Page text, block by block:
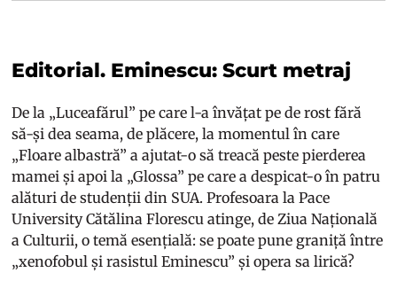
Editorial. Eminescu: Scurt metraj
De la „Luceafărul” pe care l-a învățat pe de rost fără
să-și dea seama, de plăcere, la momentul în care
„Floare albastră” a ajutat-o să treacă peste pierderea
mamei și apoi la „Glossa” pe care a despicat-o în patru
alături de studenții din SUA. Profesoara la Pace
University Cătălina Florescu atinge, de Ziua Națională
a Culturii, o temă esențială: se poate pune graniță între
„xenofobul și rasistul Eminescu” și opera sa lirică?